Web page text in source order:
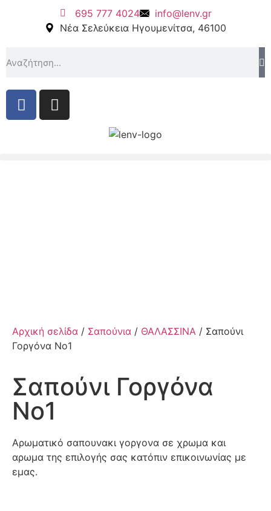
695 777 4024
info@lenv.gr
Νέα Σελεύκεια Ηγουμενίτσα, 46100
Αρχική σελίδα / Σαπούνια / ΘΑΛΑΣΣΙΝΑ / Σαπούνι
Γοργόνα Νο1
Σαπούνι Γοργόνα
Νο1
Αρωματικό σαπουνακι γοργονα σε χρωμα και
αρωμα της επιλογής σας κατόπιν επικοινωνίας με
εμας.